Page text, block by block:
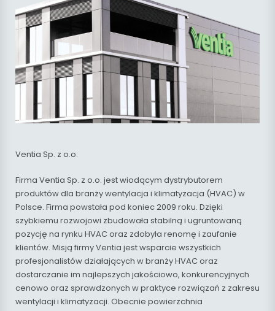
Ventia Sp. z o.o.
Firma Ventia Sp. z o.o. jest wiodącym dystrybutorem
produktów dla branży wentylacja i klimatyzacja (HVAC) w
Polsce. Firma powstała pod koniec 2009 roku. Dzięki
szybkiemu rozwojowi zbudowała stabilną i ugruntowaną
pozycję na rynku HVAC oraz zdobyła renomę i zaufanie
klientów. Misją firmy Ventia jest wsparcie wszystkich
profesjonalistów działających w branży HVAC oraz
dostarczanie im najlepszych jakościowo, konkurencyjnych
cenowo oraz sprawdzonych w praktyce rozwiązań z zakresu
wentylacji i klimatyzacji. Obecnie powierzchnia